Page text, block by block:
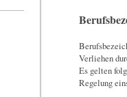
Verliehen
Es gelten
Regelung